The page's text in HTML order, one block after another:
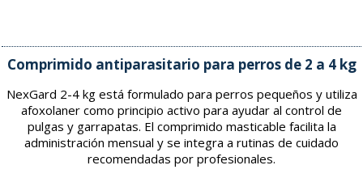
Comprimido antiparasitario para perros de 2 a 4 kg
NexGard 2-4 kg está formulado para perros pequeños y utiliza
afoxolaner como principio activo para ayudar al control de
pulgas y garrapatas. El comprimido masticable facilita la
administración mensual y se integra a rutinas de cuidado
recomendadas por profesionales.